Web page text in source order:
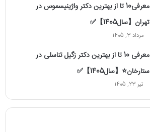
معرفی10 تا از بهترین دکتر واژینیسموس در
تهران【سال1405】✅
مرداد 3, 1405
معرفی 10 تا از بهترین دکتر زگیل تناسلی در
ستارخان⭐【سال1405】✅
تیر 23, 1405